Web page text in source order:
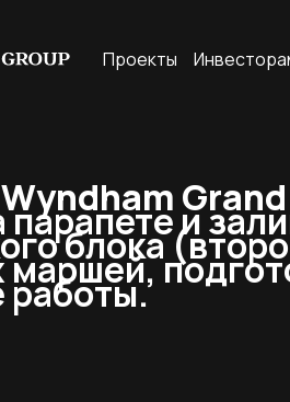
Проекты
и
блока
работы.